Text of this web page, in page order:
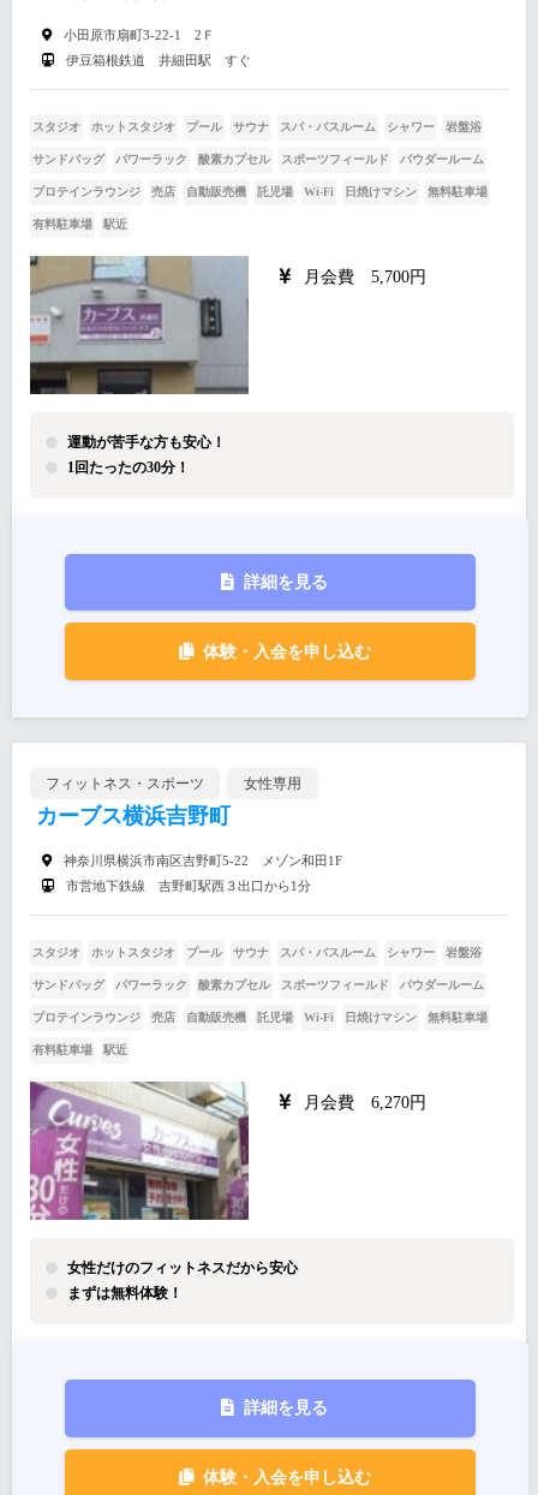
小田原市扇町3-22-1 2Ｆ
伊豆箱根鉄道 井細田駅 すぐ
スタジオ ホットスタジオ プール サウナ スパ・バスルーム シャワー 岩盤浴
サンドバッグ パワーラック 酸素カプセル スポーツフィールド パウダールーム
プロテインラウンジ 売店 自動販売機 託児場 Wi-Fi 日焼けマシン 無料駐車場
有料駐車場 駅近
月会費 5,700円
運動が苦手な方も安心！
1回たったの30分！
詳細を見る
体験・入会を申し込む
フィットネス・スポーツ 女性専用
カーブス横浜吉野町
神奈川県横浜市南区吉野町5-22 メゾン和田1F
市営地下鉄線 吉野町駅西３出口から1分
スタジオ ホットスタジオ プール サウナ スパ・バスルーム シャワー 岩盤浴
サンドバッグ パワーラック 酸素カプセル スポーツフィールド パウダールーム
プロテインラウンジ 売店 自動販売機 託児場 Wi-Fi 日焼けマシン 無料駐車場
有料駐車場 駅近
月会費 6,270円
女性だけのフィットネスだから安心
まずは無料体験！
詳細を見る
体験・入会を申し込む